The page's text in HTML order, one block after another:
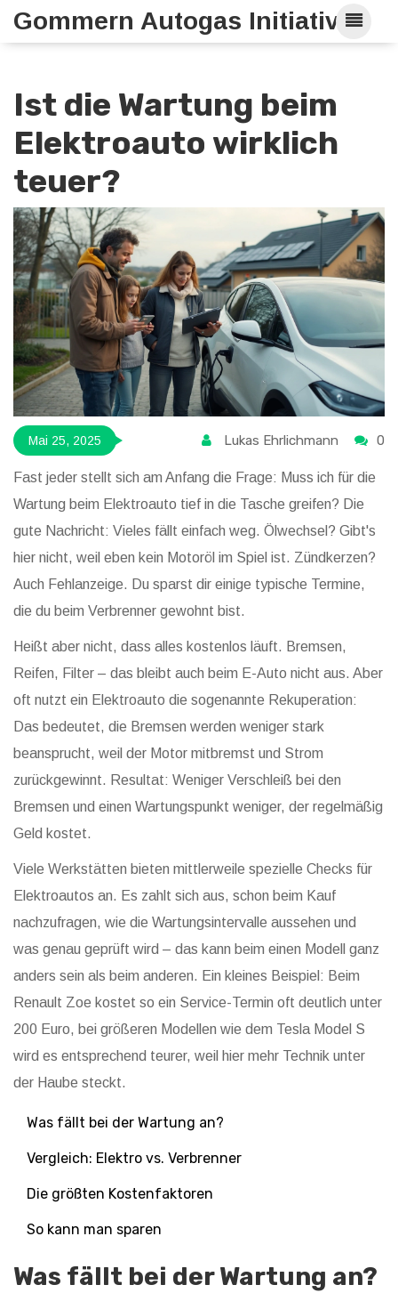
Gommern Autogas Initiative
Ist die Wartung beim
Elektroauto wirklich
teuer?
Mai 25, 2025 Lukas Ehrlichmann 0
Fast jeder stellt sich am Anfang die Frage: Muss ich für die
Wartung beim Elektroauto tief in die Tasche greifen? Die
gute Nachricht: Vieles fällt einfach weg. Ölwechsel? Gibt's
hier nicht, weil eben kein Motoröl im Spiel ist. Zündkerzen?
Auch Fehlanzeige. Du sparst dir einige typische Termine,
die du beim Verbrenner gewohnt bist.
Heißt aber nicht, dass alles kostenlos läuft. Bremsen,
Reifen, Filter – das bleibt auch beim E-Auto nicht aus. Aber
oft nutzt ein Elektroauto die sogenannte Rekuperation:
Das bedeutet, die Bremsen werden weniger stark
beansprucht, weil der Motor mitbremst und Strom
zurückgewinnt. Resultat: Weniger Verschleiß bei den
Bremsen und einen Wartungspunkt weniger, der regelmäßig
Geld kostet.
Viele Werkstätten bieten mittlerweile spezielle Checks für
Elektroautos an. Es zahlt sich aus, schon beim Kauf
nachzufragen, wie die Wartungsintervalle aussehen und
was genau geprüft wird – das kann beim einen Modell ganz
anders sein als beim anderen. Ein kleines Beispiel: Beim
Renault Zoe kostet so ein Service-Termin oft deutlich unter
200 Euro, bei größeren Modellen wie dem Tesla Model S
wird es entsprechend teurer, weil hier mehr Technik unter
der Haube steckt.
Was fällt bei der Wartung an?
Vergleich: Elektro vs. Verbrenner
Die größten Kostenfaktoren
So kann man sparen
Was fällt bei der Wartung an?